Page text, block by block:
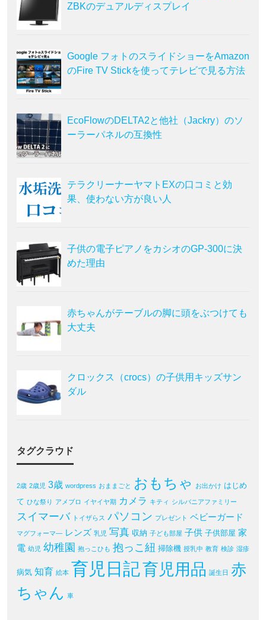
ZBKのデュアルディスプレイ
Google フォトのスライドショーをAmazon
のFire TV Stickを使ってテレビで見る方法
EcoFlowのDELTA2と他社（Jackry）のソ
ーラーパネルの互換性
テラクリーナーヤマトEXの口コミと効
果、使わない方が良い人
子供の電子ピアノをカシオのGP-300に決
めた理由
赤ちゃんがテーブルの脚に頭をぶつけても
大丈夫
クロックス（crocs）の子供用キッズサン
ダル
タグクラウド
2歳 2歳児 3歳 wordpress おままごと おもちゃ お出かけ はじめ
て ひな祭り アメブロ イヤイヤ期 カメラ キティ シルバニアファミリー
スイマーバ トイザらス パソコン プレゼント ベビーガード
マグフォーマ― レンズ 乳児 写真 収納 子ども部屋 子供 子供部屋 家
電 幼児 幼稚園 抱っこひも 抱っこ紐 掃除機 授乳中 教育 検診 湿疹
病気 知育 絵本 育児日記育児用品 誕生日 赤
ちゃん 車